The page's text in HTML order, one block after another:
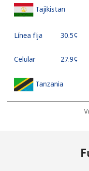
Tajikistan
Línea fija ⁦30.5¢⁩
Celular ⁦27.9¢⁩
Tanzania